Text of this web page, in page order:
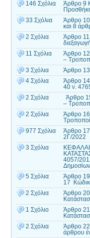
146 Σχόλια
Άρθρο 9
33 Σχόλια
Άρθρο 10
και 8
2 Σχόλια
Άρθρο 11
11 Σχόλια
Άρθρο 12
–
3 Σχόλια
Άρθρο 13
4 Σχόλια
Άρθρο
40 ν.
2 Σχόλια
Άρθρο
–
2 Σχόλια
Άρθρο 16
977 Σχόλια
Άρθρο 17
2Γ/2022
3 Σχόλια
4057/
5 Σχόλια
Άρθρο 19
17
2 Σχόλια
Άρθρο 20
1 Σχόλιο
Άρθρο 21
2 Σχόλια
Άρθρο 22
άρθρου